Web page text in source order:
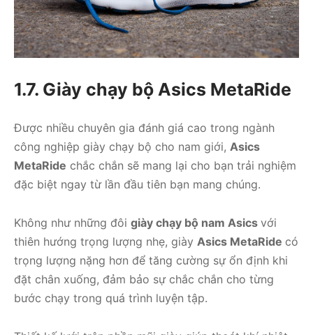
1.7. Giày chạy bộ Asics MetaRide
Được nhiều chuyên gia đánh giá cao trong ngành
công nghiệp giày chạy bộ cho nam giới, Asics
MetaRide chắc chắn sẽ mang lại cho bạn trải nghiệm
đặc biệt ngay từ lần đầu tiên bạn mang chúng.
Không như những đôi giày chạy bộ nam Asics với
thiên hướng trọng lượng nhẹ, giày Asics MetaRide có
trọng lượng nặng hơn để tăng cường sự ổn định khi
đặt chân xuống, đảm bảo sự chắc chắn cho từng
bước chạy trong quá trình luyện tập.